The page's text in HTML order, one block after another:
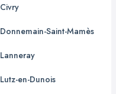
Civry
Donnemain-Saint-Mamès
Lanneray
Lutz-en-Dunois